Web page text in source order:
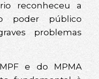
reconheceu a
poder público
problemas
e do MPMA